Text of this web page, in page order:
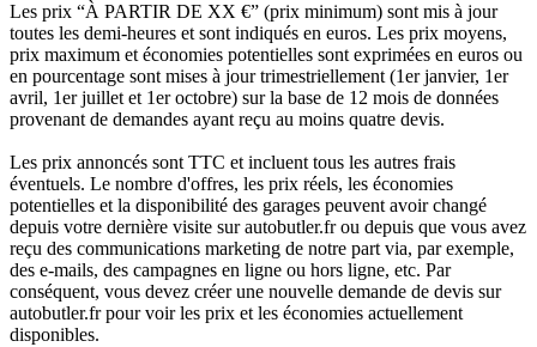
Les prix “À PARTIR DE XX €” (prix minimum) sont mis à jour
toutes les demi-heures et sont indiqués en euros. Les prix moyens,
prix maximum et économies potentielles sont exprimées en euros ou
en pourcentage sont mises à jour trimestriellement (1er janvier, 1er
avril, 1er juillet et 1er octobre) sur la base de 12 mois de données
provenant de demandes ayant reçu au moins quatre devis.
Les prix annoncés sont TTC et incluent tous les autres frais
éventuels. Le nombre d'offres, les prix réels, les économies
potentielles et la disponibilité des garages peuvent avoir changé
depuis votre dernière visite sur autobutler.fr ou depuis que vous avez
reçu des communications marketing de notre part via, par exemple,
des e-mails, des campagnes en ligne ou hors ligne, etc. Par
conséquent, vous devez créer une nouvelle demande de devis sur
autobutler.fr pour voir les prix et les économies actuellement
disponibles.